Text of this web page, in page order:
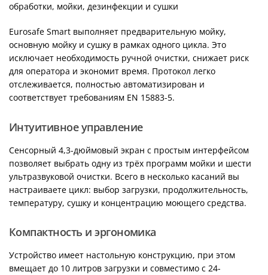
обработки, мойки, дезинфекции и сушки
Eurosafe Smart выполняет предварительную мойку,
основную мойку и сушку в рамках одного цикла. Это
исключает необходимость ручной очистки, снижает риск
для оператора и экономит время. Протокол легко
отслеживается, полностью автоматизирован и
соответствует требованиям EN 15883-5.
Интуитивное управление
Сенсорный 4,3-дюймовый экран с простым интерфейсом
позволяет выбрать одну из трёх программ мойки и шести
ультразвуковой очистки. Всего в несколько касаний вы
настраиваете цикл: выбор загрузки, продолжительность,
температуру, сушку и концентрацию моющего средства.
Компактность и эргономика
Устройство имеет настольную конструкцию, при этом
вмещает до 10 литров загрузки и совместимо с 24-